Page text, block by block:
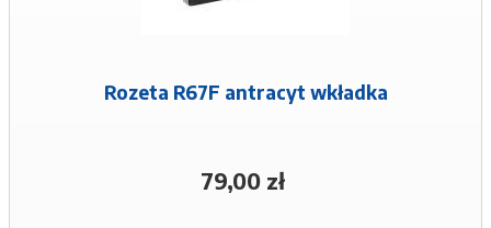
Rozeta R67F antracyt wkładka
79,00 zł